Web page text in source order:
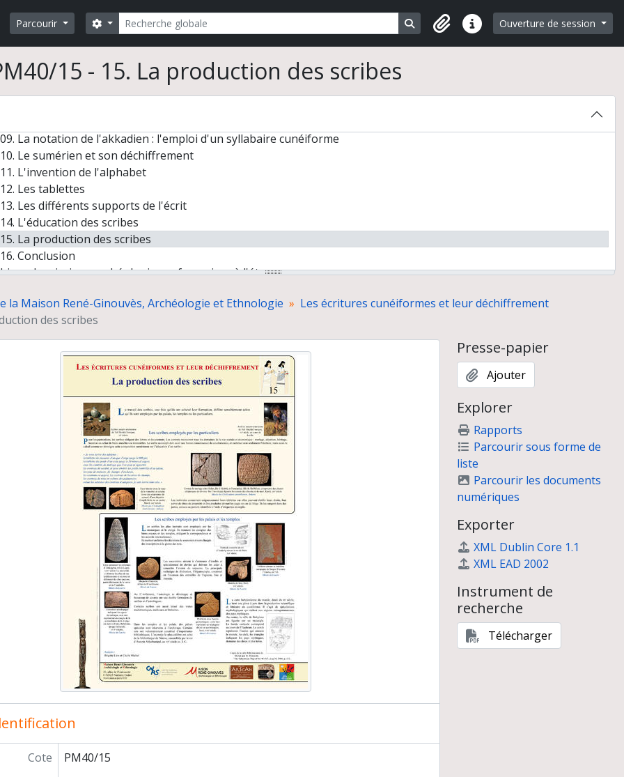
Parcourir Rechercher
Search options Search in browse page
Liens rapidesOuverture de session
15 - 15. La production des scribes
02. Repères chronologiques
03. À la redécouverte du Proche-Orient ancien
05. Le déchiffrement du vieux-perse
06. L'inscription de Tiglath-phalazar Ier déchiffrée en 1857
09. La notation de l'akkadien : l'emploi d'un syllabaire cunéiforme
10. Le sumérien et son déchiffrement
11. L'invention de l'alphabet
12. Les tablettes
13. Les différents supports de l'écrit
14. L'éducation des scribes
15. La production des scribes
16. Conclusion
de missions archéologiques françaises à l'étranger
(Ukraine), un site à cabanes en os de mammouths du paléolithique supérieur récents
d'Enseignement et de Recherche Maya (GERM), 13ème Conférence Maya Européenne, Musée du Quai Branly
de Belleville à Djerba de femmes juives tunisiennes vivant en France. Photographie et anthropologie
précolombienne dans les Guyanes
d'objets. Approches d'anthropologues et d'archéologues, VIIe colloque international de la Maison René-Ginouvès
franco-bulgares sur le site néolithique de Kovacevo en Bulgarie
carrières de El Ferriol et l'atelier de sculpture d'Elche (Alicante)
Mexique d'hier et d'aujourd'hui. Le Mexique, terrain de recherche pour l'archéologie et l'ethnologie française
peintures rupestres d'Afrique australe
sel et des hommes : approches ethnoarchéologiques
chaîne opératoire funéraire, exemples de gestes et de séquences écrits par les ethnologues et reconstruits par les archéologues
la Maison René-Ginouvès, Archéologie et Ethnologie
Les écritures cunéiformes et leur déchiffrement
des scribes
Cote
PM40/15
Presse-papier
Ajouter
Explorer
Rapports
Parcourir sous forme de
liste
Parcourir les documents
numériques
Exporter
XML Dublin Core 1.1
XML EAD 2002
Instrument de
recherche
Télécharger